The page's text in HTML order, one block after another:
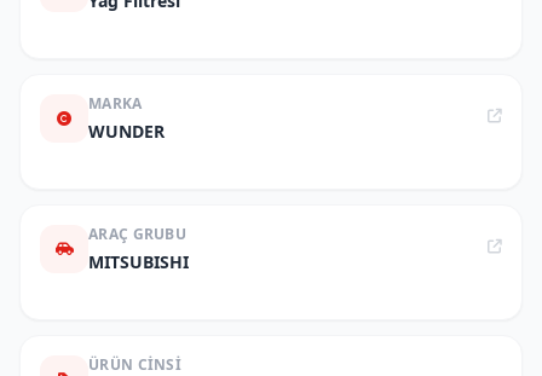
MARKA
WUNDER
ARAÇ GRUBU
MITSUBISHI
ÜRÜN CINSI